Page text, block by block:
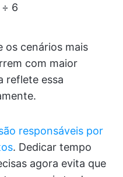
÷ 6
os cenários mais
com maior
reflete essa
responsáveis por
. Dedicar tempo
agora evita que